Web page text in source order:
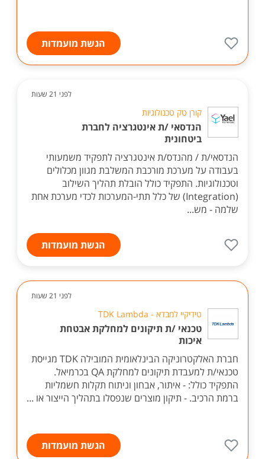
הגשת מועמדות
לפני 21 שעות
קורן טק טכנולוגיות
הנדסאי /ת אינטגרציה לחברת
ביטחונית
הנדסאי/ת / מהנדס/ת אינטגרציה לתפקיד משמעותי
בעבודה על מערכת מורכבת המשלבת מגוון מכלולים
וטכנולוגיות. התפקיד כולל הובלת תהליך השילוב
(Integration) של כלל תתי-המערכות לכדי מערכת אחת
שלמה - מש...
הגשת מועמדות
לפני 21 שעות
טידיקיי למבדא - TDK Lambda
טכנאי /ת תיקונים למחלקת אבטחת
איכות
חברת האלקטרוניקה הבינלאומית המובילה TDK מגייסת
טכנאי/ת למעבדת תיקונים למחלקת QA בכרמיאל.
התפקיד כולל: - איתור, אבחון וניתוח תקלות חשמליות
ברמת הרכיב. - תיקון מוצרים שנפסלו בתהליך הייצור או ...
הגשת מועמדות